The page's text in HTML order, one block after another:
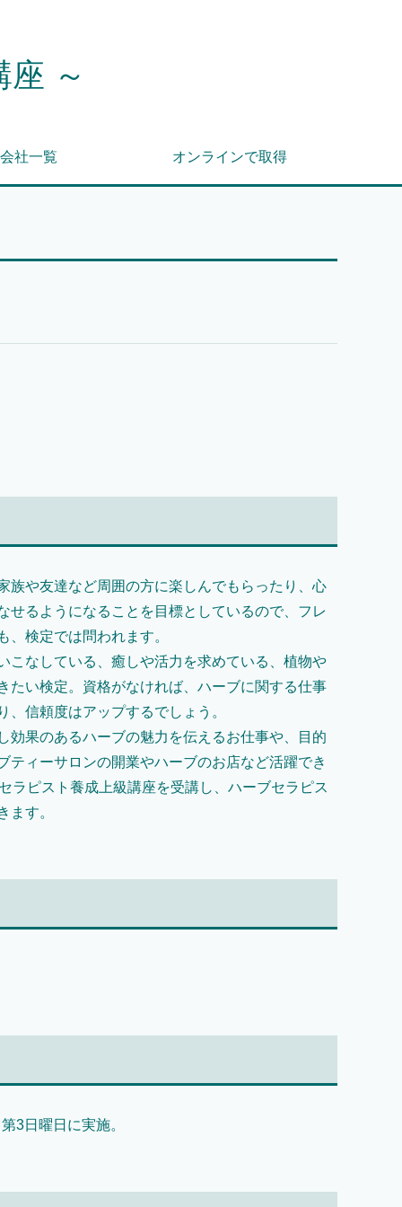
～
社一覧 オンラインで取得
族や友達など周囲の方に楽しんでもらったり、心
せるようになることを目標としているので、フレ
検定では問われます。
こなしている、癒しや活力を求めている、植物や
たい検定。資格がなければ、ハーブに関する仕事
信頼度はアップするでしょう。
効果のあるハーブの魅力を伝えるお仕事や、目的
ィーサロンの開業やハーブのお店など活躍でき
ラピスト養成上級講座を受講し、ハーブセラピス
ます。
日曜日に実施。